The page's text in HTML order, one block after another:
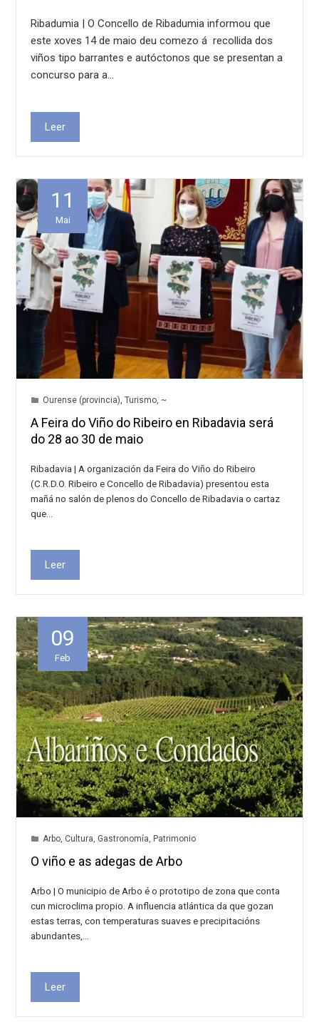
Ribadumia | O Concello de Ribadumia informou que
este xoves 14 de maio deu comezo á recollida dos
viños tipo barrantes e autóctonos que se presentan a
concurso para a…
Leer
11
Mai
Ourense (provincia),Turismo, ~
A Feira do Viño do Ribeiro en Ribadavia será
do 28 ao 30 de maio
Ribadavia | A organización da Feira do Viño do Ribeiro
(C.R.D.O. Ribeiro e Concello de Ribadavia) presentou esta
mañá no salón de plenos do Concello de Ribadavia o cartaz
que…
Leer
09
Feb
Arbo, Cultura, Gastronomía, Patrimonio
O viño e as adegas de Arbo
Arbo | O municipio de Arbo é o prototipo de zona que conta
cun microclima propio. A influencia atlántica da que gozan
estas terras, con temperaturas suaves e precipitacións
abundantes,…
Leer